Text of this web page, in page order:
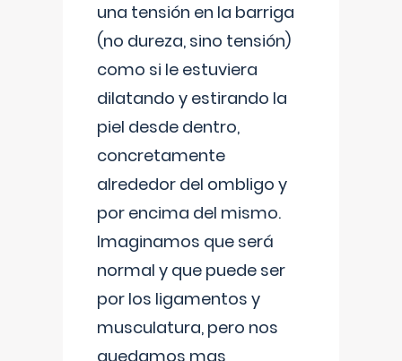
una tensión en la barriga
(no dureza, sino tensión)
como si le estuviera
dilatando y estirando la
piel desde dentro,
concretamente
alrededor del ombligo y
por encima del mismo.
Imaginamos que será
normal y que puede ser
por los ligamentos y
musculatura, pero nos
quedamos mas